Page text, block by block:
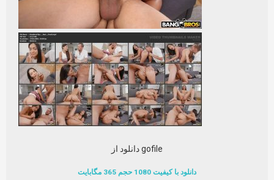
دانلود از gofile
دانلود با کیفیت 1080 حجم 365 مگابایت